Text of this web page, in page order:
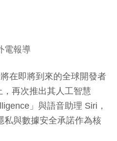
電報導
在即將到來的全球開發者
再次推出其人工智慧
」與語音助理 Siri，
私與數據安全承諾作為核